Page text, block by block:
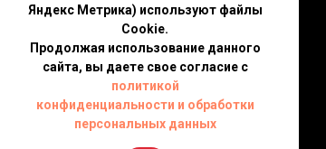
Яндекс Метрика) используют файлы
Cookie.
Продолжая использование данного
сайта, вы даете свое согласие с
политикой
конфиденциальности и обработки
персональных данных